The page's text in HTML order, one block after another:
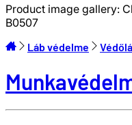
Product image gallery:
B0507
Láb védelme